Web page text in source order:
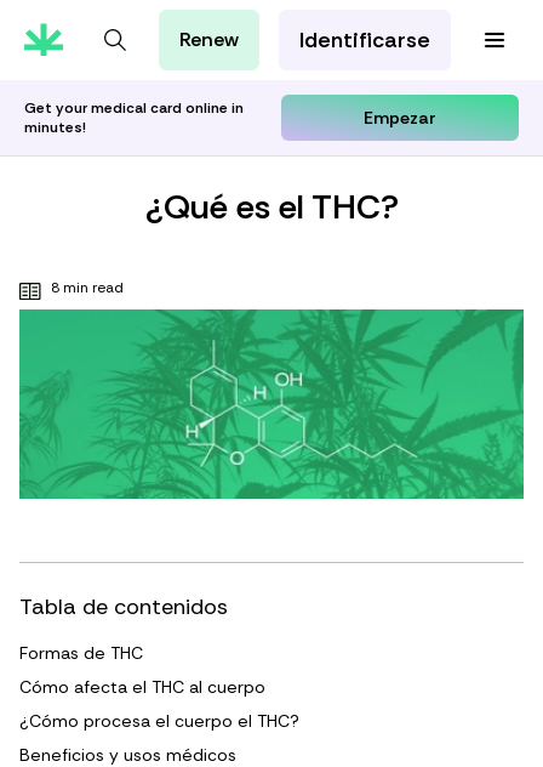
Orientación Cannábica
Aprenda con Leafwell
Renew Identificarse
Get your medical card online in
minutes!
Empezar
¿Qué es el THC?
8 min read
Tabla de contenidos
Formas de THC
Cómo afecta el THC al cuerpo
¿Cómo procesa el cuerpo el THC?
Beneficios y usos médicos